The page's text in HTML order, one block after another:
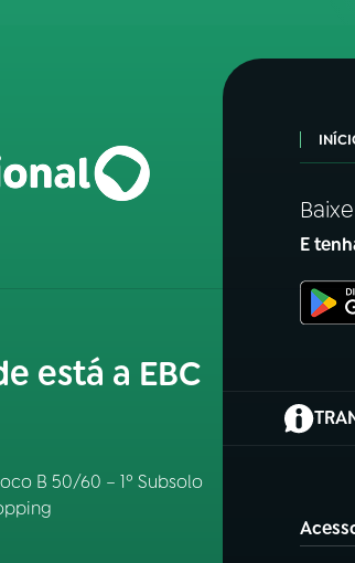
está a EBC
B 50/60 – 1º Subsolo
E
(abre